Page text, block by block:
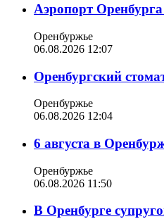
Аэропорт
Оренбуржье
06.08.2026 12:07
Оренбургский
Оренбуржье
06.08.2026 12:04
6 августа в
Оренбуржье
06.08.2026 11:50
В Оренбурге